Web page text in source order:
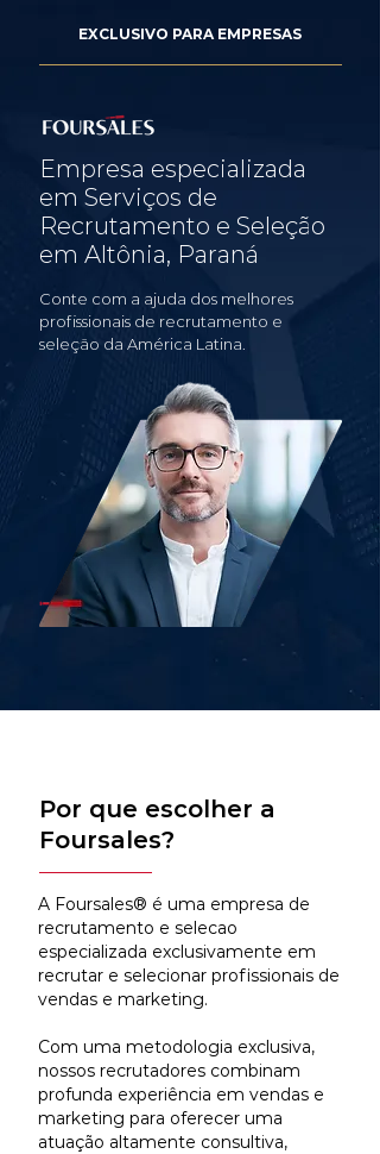
EXCLUSIVO PARA EMPRESAS
Empresa especializada
em Serviços de
Recrutamento e Seleção
em Altônia, Paraná
Conte com a ajuda dos melhores
profissionais de recrutamento e
seleção da América Latina.
Por que escolher a
Foursales?
A Foursales® é uma empresa de
recrutamento e selecao
especializada exclusivamente em
recrutar e selecionar profissionais de
vendas e marketing.
Com uma metodologia exclusiva,
nossos recrutadores combinam
profunda experiência em vendas e
marketing para oferecer uma
atuação altamente consultiva,